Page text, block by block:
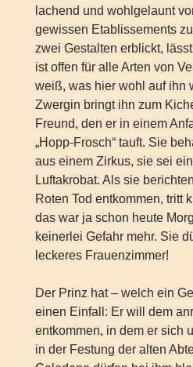
lachend und wohlgelaunt
gewissen Etablissements
zwei Gestalten erblickt,
ist offen für alle Arten von
weiß, was hier wohl auf ihn
Zwergin bringt ihn zum
Freund, den er in einem
„Hopp-Frosch“ tauft. Sie
aus einem Zirkus, sie sei
Luftakrobat. Als sie
Roten Tod entkommen, tritt
das war ja schon heute
keinerlei Gefahr mehr. Sie
leckeres Frauenzimmer!
Der Prinz hat – welch ein
einen Einfall: Er will dem
entkommen, in dem er sich
in der Festung der alten